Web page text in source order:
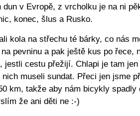
v Evropě, z vrcholku je na ni
konec, šlus a Rusko.
kola na střechu té bárky, co nás
pevninu a pak ještě kus po řece,
jestli cestu přežijí. Chlapi je tam jen
museli sundat. Přeci jen jsme
km, takže aby nám bicykly spadly
že ani děti ne :-)